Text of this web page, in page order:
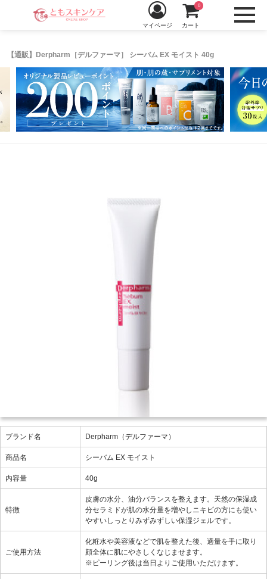
【通販】Derpharm［デルファーマ］ シーバム EX モイスト 40g
マイページ カート
0
ブランド名 Derpharm（デルファーマ）
商品名 シーバム EX モイスト
内容量 40g
特徴
皮膚の水分、油分バランスを整えます。天然の保湿成
分セラミドが肌の水分量を増やしニキビの方にも使い
やすいしっとりみずみずしい保湿ジェルです。
ご使用方法
化粧水や美容液などで肌を整えた後、適量を手に取り
顔全体に肌にやさしくなじませます。
※ピーリング後は当日よりご使用いただけます。